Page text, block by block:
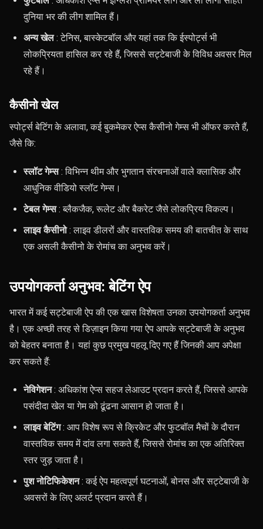
दुनिया भर की लीग शामिल हैं।
अन्य खेल: टेनिस, बास्केटबॉल और यहां तक ​​कि ईस्पोर्ट्स भी
लोकप्रियता हासिल कर रहे हैं, जिससे सट्टेबाजी के विविध अवसर मिल
रहे हैं।
कैसीनो खेल
स्पोर्ट्स बेटिंग के अलावा, कई बुकमेकर ऐप्स कैसीनो गेम्स भी ऑफर करते हैं,
जैसे कि:
स्लॉट गेम्स: विभिन्न थीम और भुगतान संरचनाओं वाले क्लासिक और
आधुनिक वीडियो स्लॉट गेम्स।
टेबल गेम्स: ब्लैकजैक, रूलेट और बैकरेट जैसे लोकप्रिय विकल्प।
लाइव कैसीनो: लाइव डीलरों और वास्तविक समय की बातचीत के साथ
एक असली कैसीनो के रोमांच का अनुभव करें।
उपयोगकर्ता अनुभव: बेटिंग ऐप
भारत में कई सट्टेबाजी ऐप की एक खास विशेषता उनका उपयोगकर्ता अनुभव
है। एक अच्छी तरह से डिज़ाइन किया गया ऐप आपके सट्टेबाजी के अनुभव
को बेहतर बनाता है। यहां कुछ प्रमुख पहलू दिए गए हैं जिनकी आप अपेक्षा
कर सकते हैं:
नेविगेशन: अधिकांश ऐप्स सहज लेआउट प्रदान करते हैं, जिससे आपके
पसंदीदा खेल या गेम को ढूंढना आसान हो जाता है।
लाइव बेटिंग: आप विशेष रूप से क्रिकेट और फुटबॉल मैचों के दौरान
वास्तविक समय में दांव लगा सकते हैं, जिससे रोमांच का एक अतिरिक्त
स्तर जुड़ जाता है।
पुश नोटिफिकेशन: कई ऐप महत्वपूर्ण घटनाओं, बोनस और सट्टेबाजी के
अवसरों के लिए अलर्ट प्रदान करते हैं।